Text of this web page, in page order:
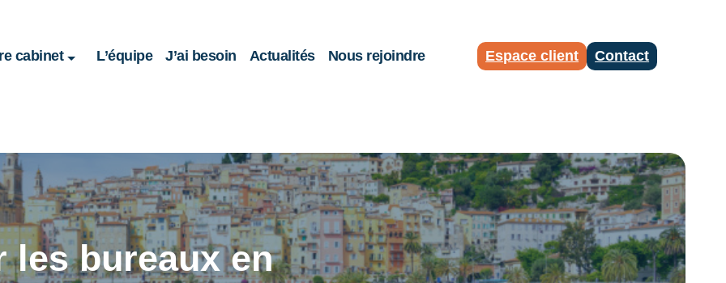
cabinet L’équipe J’ai besoin Actualités Nous rejoindre Espace client Contact
les bureaux en